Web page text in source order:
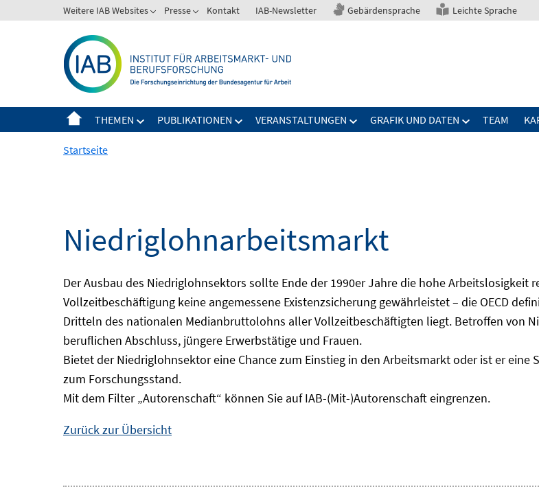
zum
Weitere IAB Websites Presse Kontakt IAB-Newsletter Gebärdensprache Leichte Sprache
THEMEN PUBLIKATIONEN VERANSTALTUNGEN GRAFIK UND DATEN TEAM
Startseite
Niedriglohnarbeitsmarkt
Der Ausbau des Niedriglohnsektors sollte Ende der 1990er Jahre die hohe
Vollzeitbeschäftigung keine angemessene Existenzsicherung gewährleistet – die OECD
Dritteln des nationalen Medianbruttolohns aller Vollzeitbeschäftigten liegt. Betroffen von
beruflichen Abschluss, jüngere Erwerbstätige und Frauen.
Bietet der Niedriglohnsektor eine Chance zum Einstieg in den Arbeitsmarkt oder ist er eine
zum Forschungsstand.
Mit dem Filter „Autorenschaft“ können Sie auf IAB-(Mit-)Autorenschaft eingrenzen.
Zurück zur Übersicht